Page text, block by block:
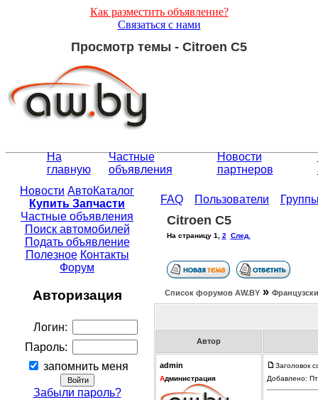
Как разместить объявление?
Связаться с нами
Просмотр темы - Citroen C5
На
главную
Частные
объявления
Новости
партнеров
Новости АвтоКаталог
Купить Запчасти
Частные объявления
Поиск автомобилей
Подать объявление
Полезное Контакты
Форум
Авторизация
Логин:
Пароль:
запомнить меня
Забыли пароль?
FAQ Пользователи
Citroen C5
На страницу 1 2 След.
Список форумов АW.BY »
Автор
admin
Администрация
Заголовок
Добавлено: